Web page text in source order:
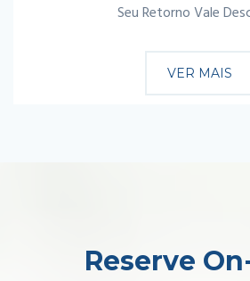
Seu Retorno Vale
VER MAIS
Reserve